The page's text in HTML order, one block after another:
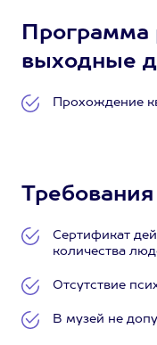
Программа
выходные
Прохождение
Сертификат
количества
Отсутствие
В музей не